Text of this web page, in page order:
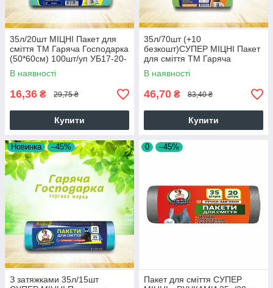
35л/20шт МІЦНІ Пакет для
сміття ТМ Гаряча Господарка
(50*60см) 100шт/уп УБ17-20-
19 65324
В наявності
16,36 ₴ 29,75 ₴
Купити
35л/70шт (+10
безкошт)СУПЕР МІЦНІ Пакет
для сміття ТМ Гаряча
Господарка (50*60см) 7г/м²
40шт./уп 19824
В наявності
46,70 ₴ 83,40 ₴
Купити
Новинка –45%
З затяжками 35л/15шт
0 –45%
Пакет для сміття СУПЕР